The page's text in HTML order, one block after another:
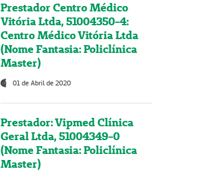
Prestador Centro Médico
Vitória Ltda, 51004350-4:
Centro Médico Vitória Ltda
(Nome Fantasia: Policlínica
Master)
01 de Abril de 2020
Prestador: Vipmed Clínica
Geral Ltda, 51004349-0
(Nome Fantasia: Policlínica
Master)